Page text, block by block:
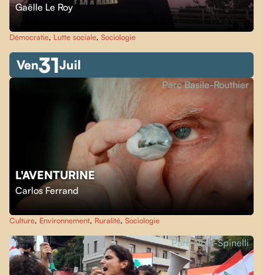
Gaëlle Le Roy
Démocratie, Lutte sociale, Sociologie
Ven31Juil
L'AVENTURINE
Carlos Ferrand
Parc Basile-Routhier
Culture, Environnement, Ruralité, Sociologie
Parc Noël-Spinelli